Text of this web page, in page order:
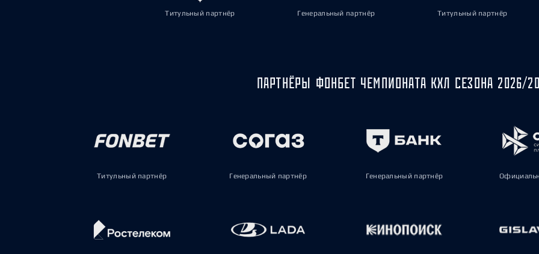
Титульный партнёр Генеральный партнёр Титульный партнёр
ПАРТНЁРЫ ФОНБЕТ ЧЕМПИОНАТА КХЛ СЕЗОНА 2026/
Титульный партнёр Генеральный партнёр Генеральный партнёр